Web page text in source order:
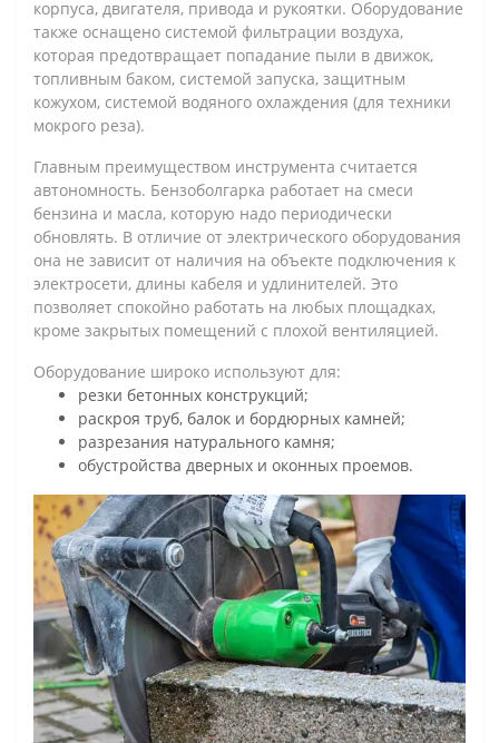
корпуса, двигателя, привода и рукоятки. Оборудование
также оснащено системой фильтрации воздуха,
которая предотвращает попадание пыли в движок,
топливным баком, системой запуска, защитным
кожухом, системой водяного охлаждения (для техники
мокрого реза).
Главным преимуществом инструмента считается
автономность. Бензоболгарка работает на смеси
бензина и масла, которую надо периодически
обновлять. В отличие от электрического оборудования
она не зависит от наличия на объекте подключения к
электросети, длины кабеля и удлинителей. Это
позволяет спокойно работать на любых площадках,
кроме закрытых помещений с плохой вентиляцией.
Оборудование широко используют для:
резки бетонных конструкций;
раскроя труб, балок и бордюрных камней;
разрезания натурального камня;
обустройства дверных и оконных проемов.